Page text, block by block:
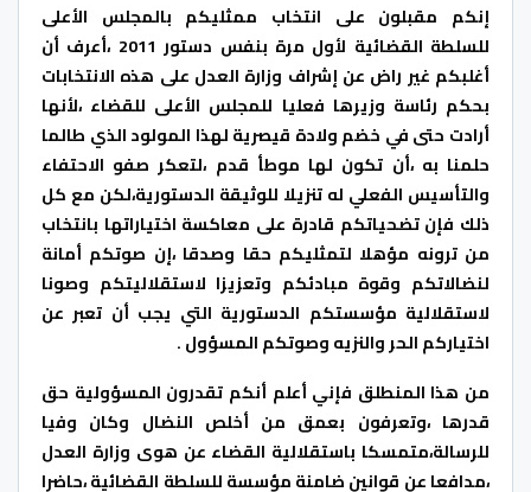
إنكم مقبلون على انتخاب ممثليكم بالمجلس الأعلى
للسلطة القضائية لأول مرة بنفس دستور 2011 ،أعرف أن
أغلبكم غير راض عن إشراف وزارة العدل على هذه الانتخابات
بحكم رئاسة وزيرها فعليا للمجلس الأعلى للقضاء ،لأنها
أرادت حتى في خضم ولادة قيصرية لهذا المولود الذي طالما
حلمنا به ،أن تكون لها موطأ قدم ،لتعكر صفو الاحتفاء
والتأسيس الفعلي له تنزيلا للوثيقة الدستورية،لكن مع كل
ذلك فإن تضحياتكم قادرة على معاكسة اختياراتها بانتخاب
من ترونه مؤهلا لتمثليكم حقا وصدقا ،إن صوتكم أمانة
لنضالاتكم وقوة مبادئكم وتعزيزا لاستقلاليتكم وصونا
لاستقلالية مؤسستكم الدستورية التي يجب أن تعبر عن
اختياركم الحر والنزيه وصوتكم المسؤول .
من هذا المنطلق فإني أعلم أنكم تقدرون المسؤولية حق
قدرها ،وتعرفون بعمق من أخلص النضال وكان وفيا
للرسالة،متمسكا باستقلالية القضاء عن هوى وزارة العدل
،مدافعا عن قوانين ضامنة مؤسسة للسلطة القضائية ،حاضرا